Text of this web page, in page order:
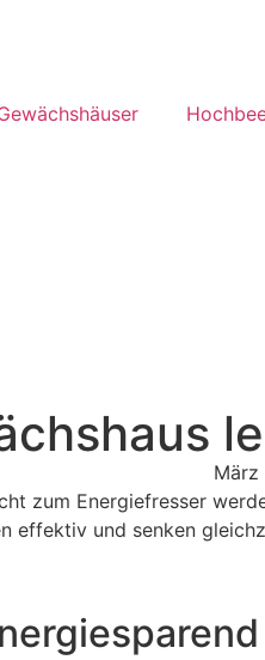
zum Energiefresser
effektiv und senken